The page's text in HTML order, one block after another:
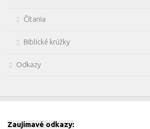
Čítania
Biblické krúžky
Odkazy
Zaujímavé odkazy: